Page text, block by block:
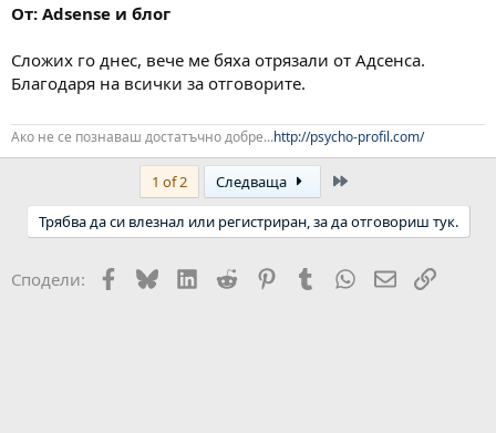
От: Adsense и блог
Сложих го днес, вече ме бяха отрязали от Адсенса.
Благодаря на всички за отговорите.
Ако не се познаваш достатъчно добре...http://psycho-profil.com/
1 of 2 Следваща
Трябва да си влезнал или регистриран, за да отговориш тук.
Сподели: Facebook
BlueskyLinkedIn
Reddit PinterestTumblr WhatsApp
EmailLink